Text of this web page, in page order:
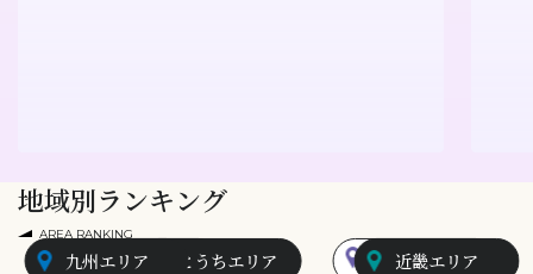
地域別ランキング
AREA RANKING
北陸エリア
近畿エリア
山陰エリアせとうちエリア
九州エリア